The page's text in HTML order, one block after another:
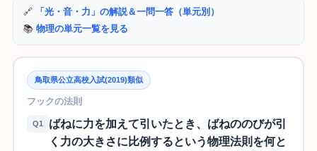
🔗
「光・音・力」の解説＆一問一答（単元別）
📚 物理の単元一覧を見る
鳥取県公立高校入試(2019)類似
フックの法則
Q1
ばねに力を加えて引いたとき、ばねののびが引
く力の大きさに比例するという物理法則を何と